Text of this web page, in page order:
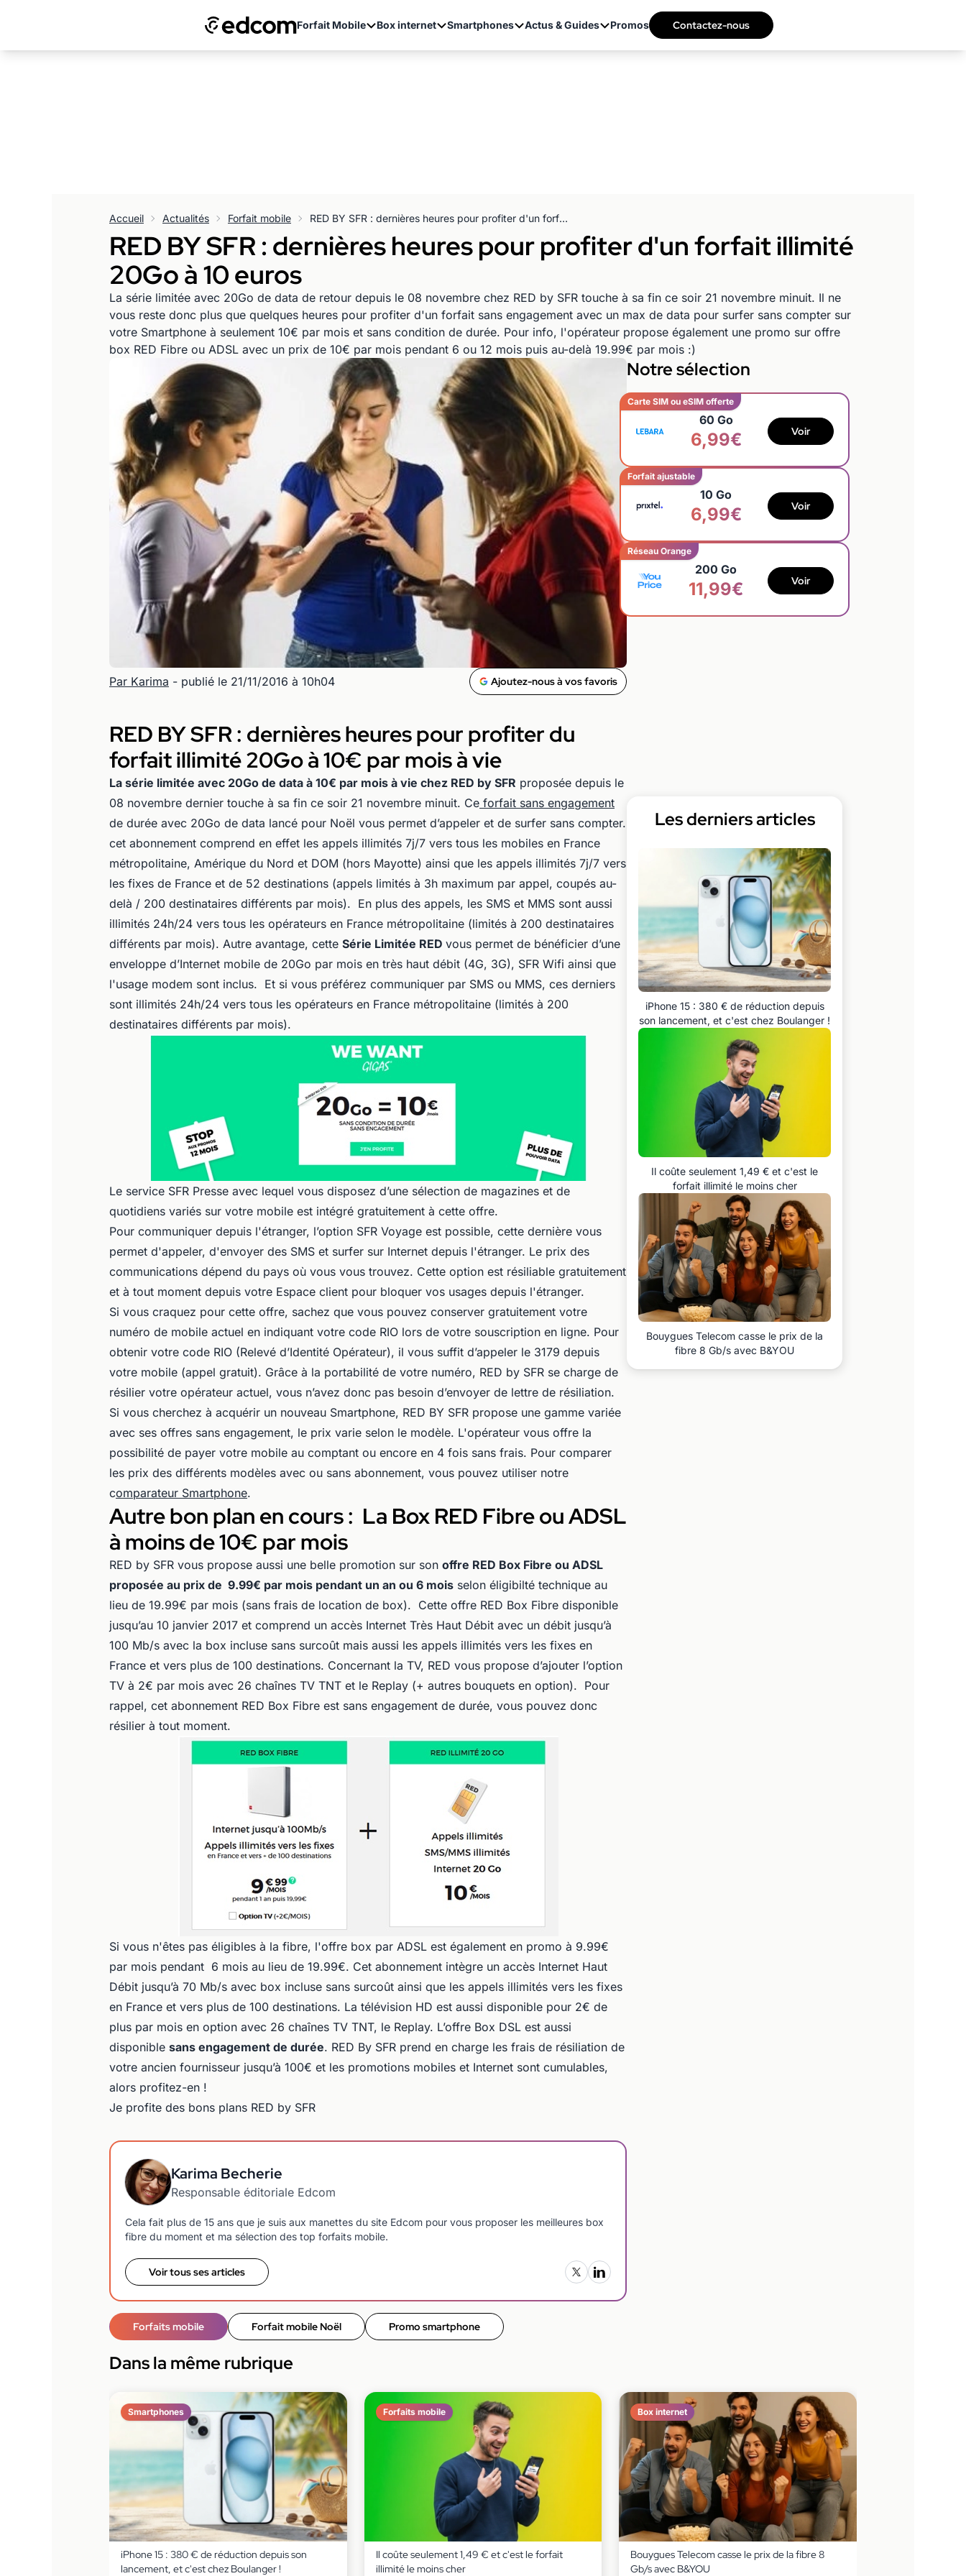
Forfait Mobile Box internet Smartphones Actus & Guides Promos Contactez-nous
Accueil Actualités Forfait mobile RED BY SFR : dernières heures pour profiter d'un forfait illimité 20Go à 10 euros
RED BY SFR : dernières heures pour profiter d'un forfait illimité
20Go à 10 euros
La série limitée avec 20Go de data de retour depuis le 08 novembre chez RED by SFR touche à sa fin ce soir 21 novembre minuit. Il ne
vous reste donc plus que quelques heures pour profiter d'un forfait sans engagement avec un max de data pour surfer sans compter sur
votre Smartphone à seulement 10€ par mois et sans condition de durée. Pour info, l'opérateur propose également une promo sur offre
box RED Fibre ou ADSL avec un prix de 10€ par mois pendant 6 ou 12 mois puis au-delà 19.99€ par mois :)
Par Karima - publié le 21/11/2016 à 10h04 Ajoutez-nous à vos favoris
RED BY SFR : dernières heures pour profiter du
forfait illimité 20Go à 10€ par mois à vie
La série limitée avec 20Go de data à 10€ par mois à vie chez RED by SFR proposée depuis le
08 novembre dernier touche à sa fin ce soir 21 novembre minuit. Ce forfait sans engagement
de durée avec 20Go de data lancé pour Noël vous permet d’appeler et de surfer sans compter.
cet abonnement comprend en effet les appels illimités 7j/7 vers tous les mobiles en France
métropolitaine, Amérique du Nord et DOM (hors Mayotte) ainsi que les appels illimités 7j/7 vers
les fixes de France et de 52 destinations (appels limités à 3h maximum par appel, coupés au-
delà / 200 destinataires différents par mois). En plus des appels, les SMS et MMS sont aussi
illimités 24h/24 vers tous les opérateurs en France métropolitaine (limités à 200 destinataires
différents par mois). Autre avantage, cette Série Limitée RED vous permet de bénéficier d’une
enveloppe d’Internet mobile de 20Go par mois en très haut débit (4G, 3G), SFR Wifi ainsi que
l'usage modem sont inclus. Et si vous préférez communiquer par SMS ou MMS, ces derniers
sont illimités 24h/24 vers tous les opérateurs en France métropolitaine (limités à 200
destinataires différents par mois).
Le service SFR Presse avec lequel vous disposez d’une sélection de magazines et de
quotidiens variés sur votre mobile est intégré gratuitement à cette offre.
Pour communiquer depuis l'étranger, l’option SFR Voyage est possible, cette dernière vous
permet d'appeler, d'envoyer des SMS et surfer sur Internet depuis l'étranger. Le prix des
communications dépend du pays où vous vous trouvez. Cette option est résiliable gratuitement
et à tout moment depuis votre Espace client pour bloquer vos usages depuis l'étranger.
Si vous craquez pour cette offre, sachez que vous pouvez conserver gratuitement votre
numéro de mobile actuel en indiquant votre code RIO lors de votre souscription en ligne. Pour
obtenir votre code RIO (Relevé d’Identité Opérateur), il vous suffit d’appeler le 3179 depuis
votre mobile (appel gratuit). Grâce à la portabilité de votre numéro, RED by SFR se charge de
résilier votre opérateur actuel, vous n’avez donc pas besoin d’envoyer de lettre de résiliation.
Si vous cherchez à acquérir un nouveau Smartphone, RED BY SFR propose une gamme variée
avec ses offres sans engagement, le prix varie selon le modèle. L'opérateur vous offre la
possibilité de payer votre mobile au comptant ou encore en 4 fois sans frais. Pour comparer
les prix des différents modèles avec ou sans abonnement, vous pouvez utiliser notre
comparateur Smartphone.
Autre bon plan en cours : La Box RED Fibre ou ADSL
à moins de 10€ par mois
RED by SFR vous propose aussi une belle promotion sur son offre RED Box Fibre ou ADSL
proposée au prix de 9.99€ par mois pendant un an ou 6 mois selon éligibilté technique au
lieu de 19.99€ par mois (sans frais de location de box). Cette offre RED Box Fibre disponible
jusqu’au 10 janvier 2017 et comprend un accès Internet Très Haut Débit avec un débit jusqu’à
100 Mb/s avec la box incluse sans surcoût mais aussi les appels illimités vers les fixes en
France et vers plus de 100 destinations. Concernant la TV, RED vous propose d’ajouter l’option
TV à 2€ par mois avec 26 chaînes TV TNT et le Replay (+ autres bouquets en option). Pour
rappel, cet abonnement RED Box Fibre est sans engagement de durée, vous pouvez donc
résilier à tout moment.
Si vous n'êtes pas éligibles à la fibre, l'offre box par ADSL est également en promo à 9.99€
par mois pendant 6 mois au lieu de 19.99€. Cet abonnement intègre un accès Internet Haut
Débit jusqu’à 70 Mb/s avec box incluse sans surcoût ainsi que les appels illimités vers les fixes
en France et vers plus de 100 destinations. La télévision HD est aussi disponible pour 2€ de
plus par mois en option avec 26 chaînes TV TNT, le Replay. L’offre Box DSL est aussi
disponible sans engagement de durée. RED By SFR prend en charge les frais de résiliation de
votre ancien fournisseur jusqu’à 100€ et les promotions mobiles et Internet sont cumulables,
alors profitez-en !
Je profite des bons plans RED by SFR
Karima Becherie
Responsable éditoriale Edcom
Cela fait plus de 15 ans que je suis aux manettes du site Edcom pour vous proposer les meilleures box
fibre du moment et ma sélection des top forfaits mobile.
Voir tous ses articles
Forfaits mobile Forfait mobile Noël Promo smartphone
Notre sélection
Carte SIM ou eSIM offerte
60 Go
6,99€ Voir
Forfait ajustable
10 Go
6,99€ Voir
Réseau Orange
200 Go
11,99€ Voir
Les derniers articles
iPhone 15 : 380 € de réduction depuis
son lancement, et c'est chez Boulanger !
Il coûte seulement 1,49 € et c'est le
forfait illimité le moins cher
Bouygues Telecom casse le prix de la
fibre 8 Gb/s avec B&YOU
Dans la même rubrique
Smartphones
iPhone 15 : 380 € de réduction depuis son
lancement, et c'est chez Boulanger !
Forfaits mobile
Il coûte seulement 1,49 € et c'est le forfait
illimité le moins cher
Box internet
Bouygues Telecom casse le prix de la fibre 8
Gb/s avec B&YOU